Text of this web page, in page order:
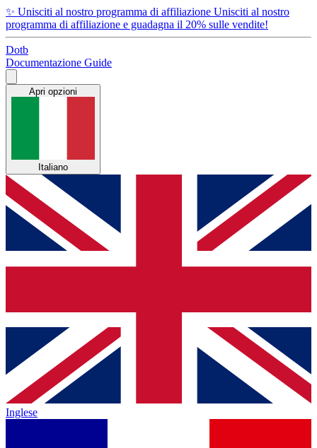
✨ Unisciti al nostro programma di affiliazione Unisciti al nostro
programma di affiliazione e guadagna il 20% sulle vendite!
Dotb
Documentazione Guide
Apri opzioni
Italiano
Inglese